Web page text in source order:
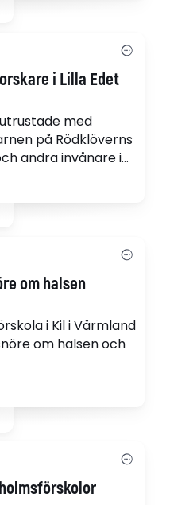
i Lilla Edet
med
på Rödklöverns
andra invånare i
om halsen
i Kil i Värmland
om halsen och